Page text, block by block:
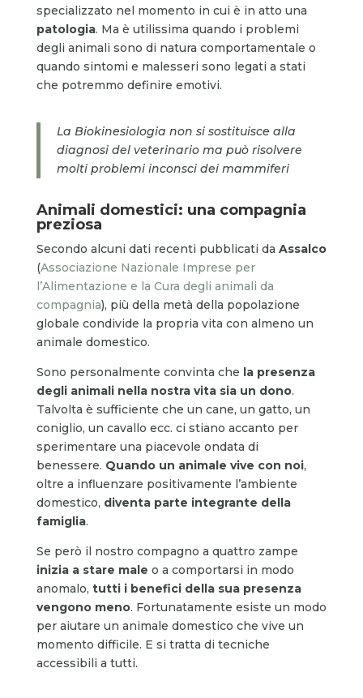
specializzato nel momento in cui è in atto una
patologia. Ma è utilissima quando i problemi
degli animali sono di natura comportamentale o
quando sintomi e malesseri sono legati a stati
che potremmo definire emotivi.
La Biokinesiologia non si sostituisce alla
diagnosi del veterinario ma può risolvere
molti problemi inconsci dei mammiferi
Animali domestici: una compagnia
preziosa
Secondo alcuni dati recenti pubblicati da Assalco
(Associazione Nazionale Imprese per
l’Alimentazione e la Cura degli animali da
compagnia), più della metà della popolazione
globale condivide la propria vita con almeno un
animale domestico.
Sono personalmente convinta che la presenza
degli animali nella nostra vita sia un dono.
Talvolta è sufficiente che un cane, un gatto, un
coniglio, un cavallo ecc. ci stiano accanto per
sperimentare una piacevole ondata di
benessere. Quando un animale vive con noi,
oltre a influenzare positivamente l’ambiente
domestico, diventa parte integrante della
famiglia.
Se però il nostro compagno a quattro zampe
inizia a stare male o a comportarsi in modo
anomalo, tutti i benefici della sua presenza
vengono meno. Fortunatamente esiste un modo
per aiutare un animale domestico che vive un
momento difficile. E si tratta di tecniche
accessibili a tutti.